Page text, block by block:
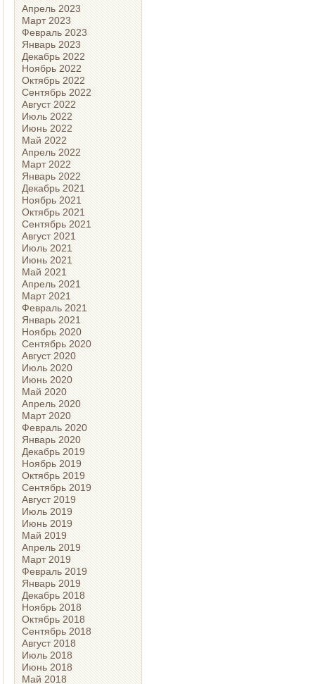
Апрель 2023
Март 2023
Февраль 2023
Январь 2023
Декабрь 2022
Ноябрь 2022
Октябрь 2022
Сентябрь 2022
Август 2022
Июль 2022
Июнь 2022
Май 2022
Апрель 2022
Март 2022
Январь 2022
Декабрь 2021
Ноябрь 2021
Октябрь 2021
Сентябрь 2021
Август 2021
Июль 2021
Июнь 2021
Май 2021
Апрель 2021
Март 2021
Февраль 2021
Январь 2021
Ноябрь 2020
Сентябрь 2020
Август 2020
Июль 2020
Июнь 2020
Май 2020
Апрель 2020
Март 2020
Февраль 2020
Январь 2020
Декабрь 2019
Ноябрь 2019
Октябрь 2019
Сентябрь 2019
Август 2019
Июль 2019
Июнь 2019
Май 2019
Апрель 2019
Март 2019
Февраль 2019
Январь 2019
Декабрь 2018
Ноябрь 2018
Октябрь 2018
Сентябрь 2018
Август 2018
Июль 2018
Июнь 2018
Май 2018